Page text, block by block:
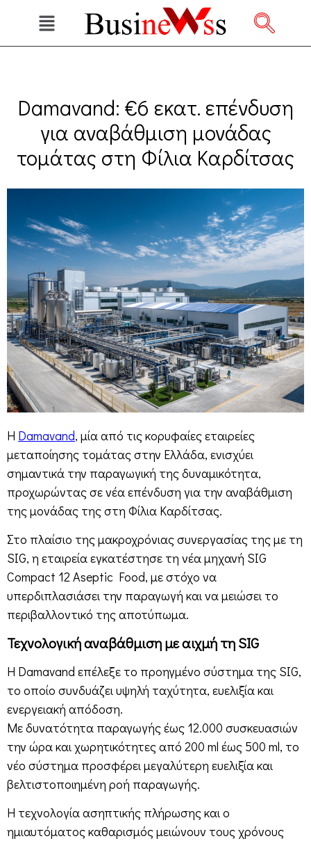
Damavand: €6 εκατ. επένδυση
για αναβάθμιση μονάδας
τομάτας στη Φίλια Καρδίτσας
Η Damavand, μία από τις κορυφαίες εταιρείες
μεταποίησης τομάτας στην Ελλάδα, ενισχύει
σημαντικά την παραγωγική της δυναμικότητα,
προχωρώντας σε νέα επένδυση για την αναβάθμιση
της μονάδας της στη Φίλια Καρδίτσας.
Στο πλαίσιο της μακροχρόνιας συνεργασίας της με τη
SIG, η εταιρεία εγκατέστησε τη νέα μηχανή SIG
Compact 12 Aseptic Food, με στόχο να
υπερδιπλασιάσει την παραγωγή και να μειώσει το
περιβαλλοντικό της αποτύπωμα.
Τεχνολογική αναβάθμιση με αιχμή τη SIG
Η Damavand επέλεξε το προηγμένο σύστημα της SIG,
το οποίο συνδυάζει υψηλή ταχύτητα, ευελιξία και
ενεργειακή απόδοση.
Με δυνατότητα παραγωγής έως 12.000 συσκευασιών
την ώρα και χωρητικότητες από 200 ml έως 500 ml, το
νέο σύστημα προσφέρει μεγαλύτερη ευελιξία και
βελτιστοποιημένη ροή παραγωγής.
Η τεχνολογία ασηπτικής πλήρωσης και ο
ημιαυτόματος καθαρισμός μειώνουν τους χρόνους